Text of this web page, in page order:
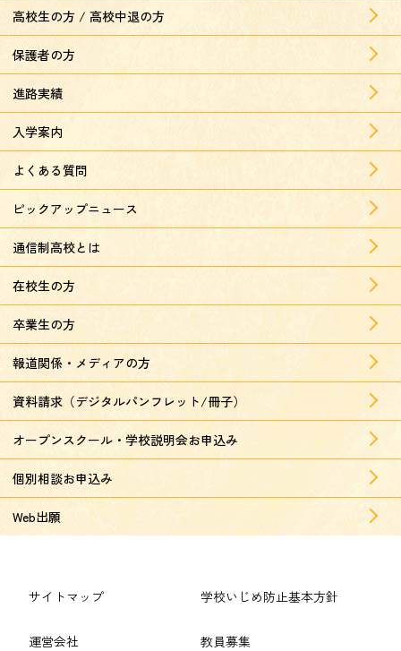
高校生の方 / 高校中退の方
保護者の方
進路実績
入学案内
よくある質問
ピックアップニュース
通信制高校とは
在校生の方
卒業生の方
報道関係・メディアの方
資料請求（デジタルパンフレット/冊子）
オープンスクール・学校説明会お申込み
個別相談お申込み
Web出願
サイトマップ
運営会社
学校いじめ防止基本方針
教員募集